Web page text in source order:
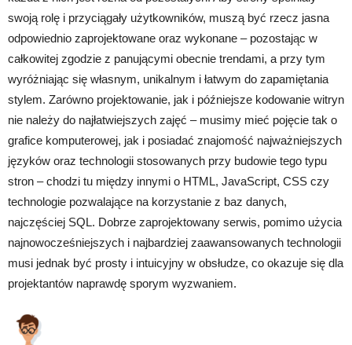
swoją rolę i przyciągały użytkowników, muszą być rzecz jasna
odpowiednio zaprojektowane oraz wykonane – pozostając w
całkowitej zgodzie z panującymi obecnie trendami, a przy tym
wyróżniając się własnym, unikalnym i łatwym do zapamiętania
stylem. Zarówno projektowanie, jak i późniejsze kodowanie witryn
nie należy do najłatwiejszych zajęć – musimy mieć pojęcie tak o
grafice komputerowej, jak i posiadać znajomość najważniejszych
języków oraz technologii stosowanych przy budowie tego typu
stron – chodzi tu między innymi o HTML, JavaScript, CSS czy
technologie pozwalające na korzystanie z baz danych,
najczęściej SQL. Dobrze zaprojektowany serwis, pomimo użycia
najnowocześniejszych i najbardziej zaawansowanych technologii
musi jednak być prosty i intuicyjny w obsłudze, co okazuje się dla
projektantów naprawdę sporym wyzwaniem.